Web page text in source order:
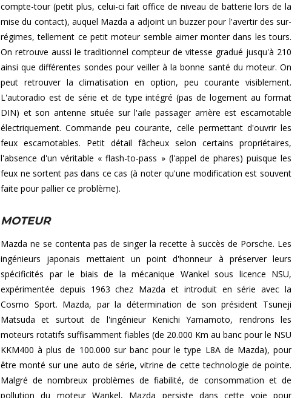
compte-tour (petit plus, celui-ci fait office de niveau de batterie lors de la
mise du contact), auquel Mazda a adjoint un buzzer pour l'avertir des sur-
régimes, tellement ce petit moteur semble aimer monter dans les tours.
On retrouve aussi le traditionnel compteur de vitesse gradué jusqu'à 210
ainsi que différentes sondes pour veiller à la bonne santé du moteur. On
peut retrouver la climatisation en option, peu courante visiblement.
L'autoradio est de série et de type intégré (pas de logement au format
DIN) et son antenne située sur l'aile passager arrière est escamotable
électriquement. Commande peu courante, celle permettant d'ouvrir les
feux escamotables. Petit détail fâcheux selon certains propriétaires,
l'absence d'un véritable « flash-to-pass » (l'appel de phares) puisque les
feux ne sortent pas dans ce cas (à noter qu'une modification est souvent
faite pour pallier ce problème).
MOTEUR
Mazda ne se contenta pas de singer la recette à succès de Porsche. Les
ingénieurs japonais mettaient un point d'honneur à préserver leurs
spécificités par le biais de la mécanique Wankel sous licence NSU,
expérimentée depuis 1963 chez Mazda et introduit en série avec la
Cosmo Sport. Mazda, par la détermination de son président Tsuneji
Matsuda et surtout de l'ingénieur Kenichi Yamamoto, rendrons les
moteurs rotatifs suffisamment fiables (de 20.000 Km au banc pour le NSU
KKM400 à plus de 100.000 sur banc pour le type L8A de Mazda), pour
être monté sur une auto de série, vitrine de cette technologie de pointe.
Malgré de nombreux problèmes de fiabilité, de consommation et de
pollution du moteur Wankel, Mazda persiste dans cette voie pour